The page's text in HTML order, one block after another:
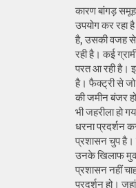
कारण बांगड़
उपयोग कर रहा
है, उसकी वजह से
रही है। कई
परत आ रही है।
है। फैक्ट्री से
की जमीन बंजर
भी जहरीला हो
धरना प्रदर्शन
प्रशासन चुप है।
उनके खिलाफ
प्रशासन नहीं
प्रदर्शन हो।